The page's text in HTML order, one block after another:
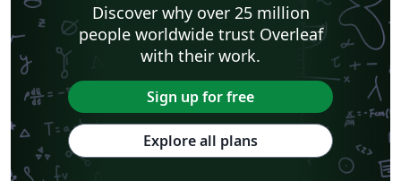
Discover why over 25 million
people worldwide trust Overleaf
with their work.
Sign up for free
Explore all plans